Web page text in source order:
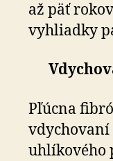
až päť
vyhliadky
Pľúcna
vdychovaní
uhlíkového